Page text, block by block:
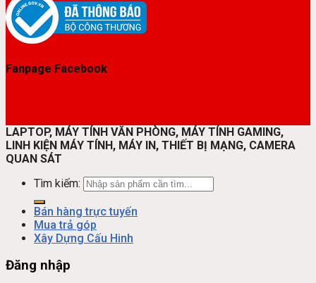
Fanpage Facebook
LAPTOP, MÁY TÍNH VĂN PHÒNG, MÁY TÍNH GAMING,
LINH KIỆN MÁY TÍNH, MÁY IN, THIẾT BỊ MẠNG, CAMERA
QUAN SÁT
Tìm kiếm:
Bán hàng trực tuyến
Mua trả góp
Xây Dựng Cấu Hinh
Đăng nhập